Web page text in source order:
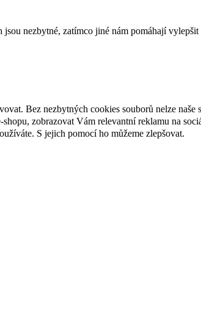
nezbytné, zatímco jiné nám pomáhají
Bez nezbytných cookies souborů nelze naše
zobrazovat Vám relevantní reklamu na
S jejich pomocí ho můžeme zlepšovat.